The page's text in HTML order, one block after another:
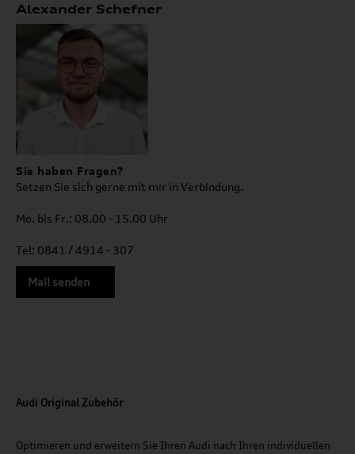
Alexander Schefner
Sie haben Fragen?
Setzen Sie sich gerne mit mir in Verbindung.
Mo. bis Fr.: 08.00 - 15.00 Uhr
Tel: 0841 / 4914 - 307
Mail senden
Audi Original Zubehör
Optimieren und erweitern Sie Ihren Audi nach Ihren individuellen